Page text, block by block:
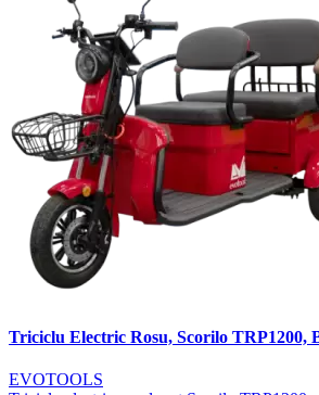
Triciclu Electric Rosu, Scorilo TRP1200,
EVOTOOLS